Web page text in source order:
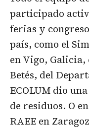
participado
ferias y
país, como el
en Vigo,
Betés, del
ECOLUM dio
de residuos. O
RAEE en